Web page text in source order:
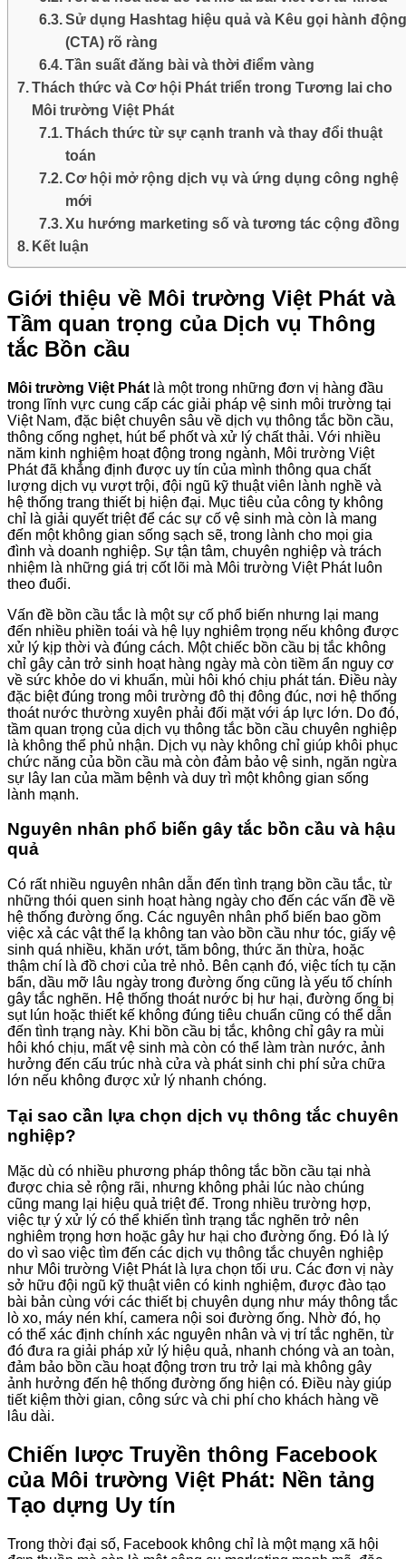
Sử dụng Hashtag hiệu quả và Kêu gọi hành
(CTA) rõ ràng
Tần suất đăng bài và thời điểm vàng
Thách thức và Cơ hội Phát triển trong Tương lai cho
Môi trường Việt Phát
Thách thức từ sự cạnh tranh và thay đổi thuật
toán
Cơ hội mở rộng dịch vụ và ứng dụng công nghệ
mới
Xu hướng marketing số và tương tác cộng đồng
Kết luận
Giới thiệu về Môi trường Việt Phát và
Tầm quan trọng của Dịch vụ Thông
tắc Bồn cầu
Môi trường Việt Phát là một trong những đơn vị hàng đầu
trong lĩnh vực cung cấp các giải pháp vệ sinh môi trường tại
Việt Nam, đặc biệt chuyên sâu về dịch vụ thông tắc bồn cầu,
thông cống nghẹt, hút bể phốt và xử lý chất thải. Với nhiều
năm kinh nghiệm hoạt động trong ngành, Môi trường Việt
Phát đã khẳng định được uy tín của mình thông qua chất
lượng dịch vụ vượt trội, đội ngũ kỹ thuật viên lành nghề và
hệ thống trang thiết bị hiện đại. Mục tiêu của công ty không
chỉ là giải quyết triệt để các sự cố vệ sinh mà còn là mang
đến một không gian sống sạch sẽ, trong lành cho mọi gia
đình và doanh nghiệp. Sự tận tâm, chuyên nghiệp và trách
nhiệm là những giá trị cốt lõi mà Môi trường Việt Phát luôn
theo đuổi.
Vấn đề bồn cầu tắc là một sự cố phổ biến nhưng lại mang
đến nhiều phiền toái và hệ lụy nghiêm trọng nếu không được
xử lý kịp thời và đúng cách. Một chiếc bồn cầu bị tắc không
chỉ gây cản trở sinh hoạt hàng ngày mà còn tiềm ẩn nguy cơ
về sức khỏe do vi khuẩn, mùi hôi khó chịu phát tán. Điều này
đặc biệt đúng trong môi trường đô thị đông đúc, nơi hệ thống
thoát nước thường xuyên phải đối mặt với áp lực lớn. Do đó,
tầm quan trọng của dịch vụ thông tắc bồn cầu chuyên nghiệp
là không thể phủ nhận. Dịch vụ này không chỉ giúp khôi phục
chức năng của bồn cầu mà còn đảm bảo vệ sinh, ngăn ngừa
sự lây lan của mầm bệnh và duy trì một không gian sống
lành mạnh.
Nguyên nhân phổ biến gây tắc bồn cầu và hậu
quả
Có rất nhiều nguyên nhân dẫn đến tình trạng bồn cầu tắc, từ
những thói quen sinh hoạt hàng ngày cho đến các vấn đề về
hệ thống đường ống. Các nguyên nhân phổ biến bao gồm
việc xả các vật thể lạ không tan vào bồn cầu như tóc, giấy vệ
sinh quá nhiều, khăn ướt, tăm bông, thức ăn thừa, hoặc
thậm chí là đồ chơi của trẻ nhỏ. Bên cạnh đó, việc tích tụ cặn
bẩn, dầu mỡ lâu ngày trong đường ống cũng là yếu tố chính
gây tắc nghẽn. Hệ thống thoát nước bị hư hại, đường ống bị
sụt lún hoặc thiết kế không đúng tiêu chuẩn cũng có thể dẫn
đến tình trạng này. Khi bồn cầu bị tắc, không chỉ gây ra mùi
hôi khó chịu, mất vệ sinh mà còn có thể làm tràn nước, ảnh
hưởng đến cấu trúc nhà cửa và phát sinh chi phí sửa chữa
lớn nếu không được xử lý nhanh chóng.
Tại sao cần lựa chọn dịch vụ thông tắc chuyên
nghiệp?
Mặc dù có nhiều phương pháp thông tắc bồn cầu tại nhà
được chia sẻ rộng rãi, nhưng không phải lúc nào chúng
cũng mang lại hiệu quả triệt để. Trong nhiều trường hợp,
việc tự ý xử lý có thể khiến tình trạng tắc nghẽn trở nên
nghiêm trọng hơn hoặc gây hư hại cho đường ống. Đó là lý
do vì sao việc tìm đến các dịch vụ thông tắc chuyên nghiệp
như Môi trường Việt Phát là lựa chọn tối ưu. Các đơn vị này
sở hữu đội ngũ kỹ thuật viên có kinh nghiệm, được đào tạo
bài bản cùng với các thiết bị chuyên dụng như máy thông tắc
lò xo, máy nén khí, camera nội soi đường ống. Nhờ đó, họ
có thể xác định chính xác nguyên nhân và vị trí tắc nghẽn, từ
đó đưa ra giải pháp xử lý hiệu quả, nhanh chóng và an toàn,
đảm bảo bồn cầu hoạt động trơn tru trở lại mà không gây
ảnh hưởng đến hệ thống đường ống hiện có. Điều này giúp
tiết kiệm thời gian, công sức và chi phí cho khách hàng về
lâu dài.
Chiến lược Truyền thông Facebook
của Môi trường Việt Phát: Nền tảng
Tạo dựng Uy tín
Trong thời đại số, Facebook không chỉ là một mạng xã hội